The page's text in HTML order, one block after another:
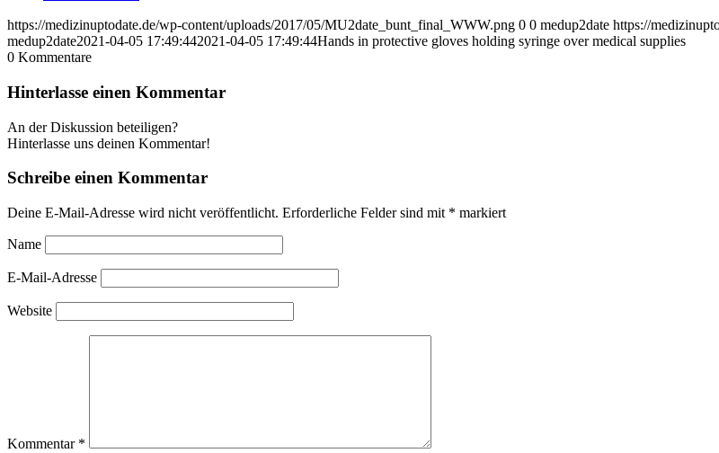
https://medizinuptodate.de/wp-content/uploads/2017/05/MU2date_bunt_final_WWW.png 0 0 medup2date https://
medup2date2021-04-05 17:49:442021-04-05 17:49:44Hands in protective gloves holding syringe over medical supplies
0 Kommentare
Hinterlasse einen Kommentar
An der Diskussion beteiligen?
Hinterlasse uns deinen Kommentar!
Schreibe einen Kommentar
Deine E-Mail-Adresse wird nicht veröffentlicht. Erforderliche Felder sind mit * markiert
Name
E-Mail-Adresse
Website
Kommentar *